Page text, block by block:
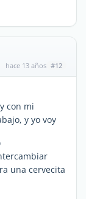
hace 13 años #12
con mi
y yo voy
una cervecita